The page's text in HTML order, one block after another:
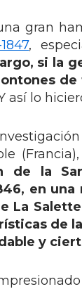
gran
,
si la
así lo
de la
en
La
de
y